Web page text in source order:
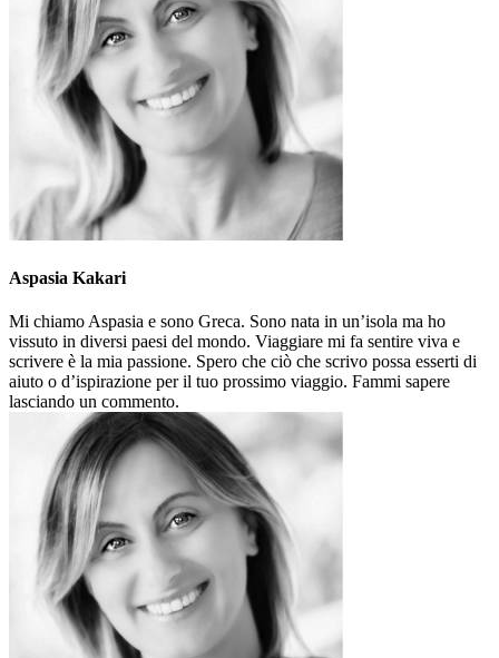
Aspasia Kakari
Mi chiamo Aspasia e sono Greca. Sono nata in un’isola ma ho
vissuto in diversi paesi del mondo. Viaggiare mi fa sentire viva e
scrivere è la mia passione. Spero che ciò che scrivo possa esserti di
aiuto o d’ispirazione per il tuo prossimo viaggio. Fammi sapere
lasciando un commento.